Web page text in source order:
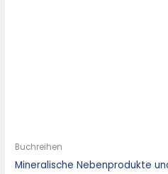
Buchreihen
Mineralische Nebenprodukte